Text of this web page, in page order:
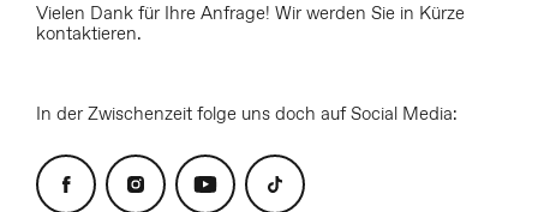
Vielen Dank für Ihre Anfrage! Wir werden Sie in Kürze
kontaktieren.
In der Zwischenzeit folge uns doch auf Social Media: